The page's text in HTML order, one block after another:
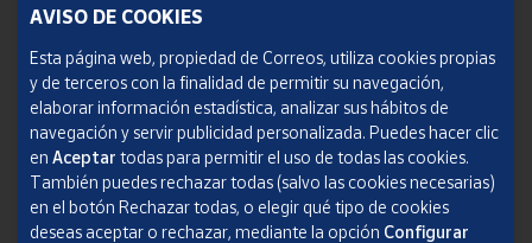
Política de cookies
Aviso legal
Condiciones del servicio
Política de Privacidad Web
AVISO DE COOKIES
Esta página web, propiedad de Correos, utiliza cookies propias
y de terceros con la finalidad de permitir su navegación,
elaborar información estadística, analizar sus hábitos de
navegación y servir publicidad personalizada. Puedes hacer clic
en Aceptar todas para permitir el uso de todas las cookies.
También puedes rechazar todas (salvo las cookies necesarias)
en el botón Rechazar todas, o elegir qué tipo de cookies
deseas aceptar o rechazar, mediante la opción Configurar